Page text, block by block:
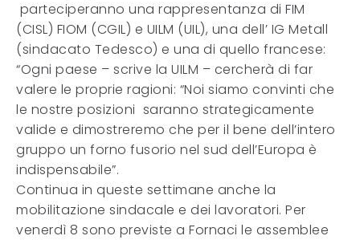
parteciperanno una rappresentanza di FIM
(CISL) FIOM (CGIL) e UILM (UIL), una dell’ IG Metall
(sindacato Tedesco) e una di quello francese:
“Ogni paese – scrive la UILM – cercherà di far
valere le proprie ragioni: “Noi siamo convinti che
le nostre posizioni saranno strategicamente
valide e dimostreremo che per il bene dell’intero
gruppo un forno fusorio nel sud dell’Europa è
indispensabile”.
Continua in queste settimane anche la
mobilitazione sindacale e dei lavoratori. Per
venerdì 8 sono previste a Fornaci le assemblee